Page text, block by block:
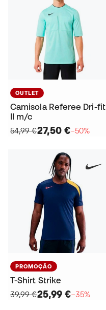
OUTLET
Camisola Referee Dri-fit
II m/c
54,99 €27,50 €−50%
PROMOÇÃO
T-Shirt Strike
39,99 €25,99 €−35%